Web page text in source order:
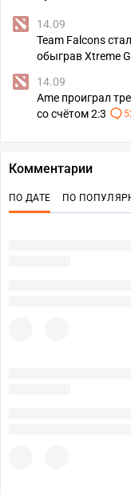
14.09
Team Falcons
обыграв Xtreme
14.09
Ame проиграл
со счётом 2:3
Комментарии
ПО ДАТЕ ПО